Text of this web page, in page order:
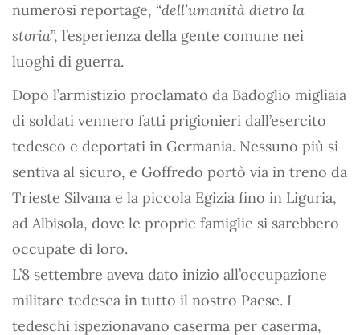
numerosi reportage, “dell’umanità dietro la
storia”, l’esperienza della gente comune nei
luoghi di guerra.
Dopo l’armistizio proclamato da Badoglio migliaia
di soldati vennero fatti prigionieri dall’esercito
tedesco e deportati in Germania. Nessuno più si
sentiva al sicuro, e Goffredo portò via in treno da
Trieste Silvana e la piccola Egizia fino in Liguria,
ad Albisola, dove le proprie famiglie si sarebbero
occupate di loro.
L’8 settembre aveva dato inizio all’occupazione
militare tedesca in tutto il nostro Paese. I
tedeschi ispezionavano caserma per caserma,